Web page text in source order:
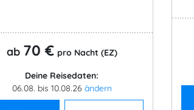
ab 70 € pro Nacht (EZ)
Deine Reisedaten:
06.08. bis 10.08.26 ändern